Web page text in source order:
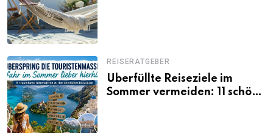
REISERATGEBER
Überfüllte Reiseziele im
Sommer vermeiden: 11 schöne